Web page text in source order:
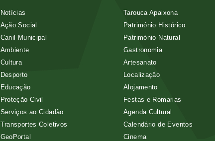
Notícias
Ação Social
Canil Municipal
Ambiente
Cultura
Desporto
Educação
Proteção Civil
Serviços ao Cidadão
Transportes Coletivos
GeoPortal
Tarouca Apaixona
Património Histórico
Património Natural
Gastronomia
Artesanato
Localização
Alojamento
Festas e Romarias
Agenda Cultural
Calendário de Eventos
Cinema